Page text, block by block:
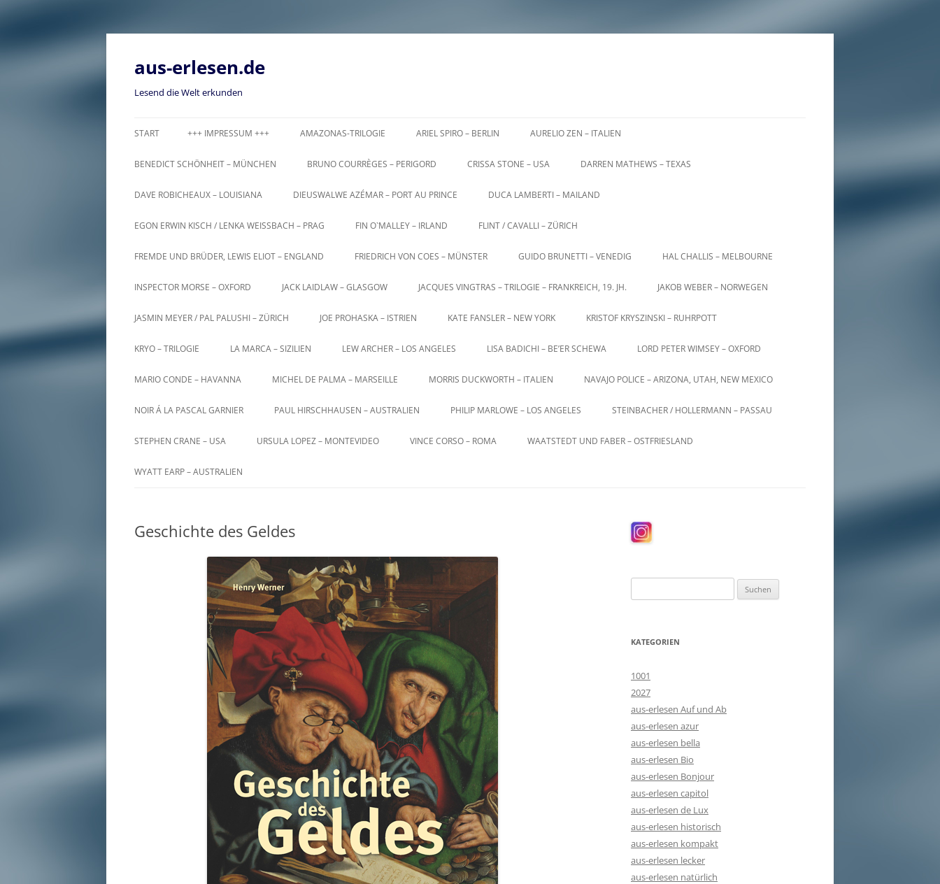
Zum
aus-erlesen.de
Lesend die Welt erkunden
START +++ IMPRESSUM +++ AMAZONAS-TRILOGIE ARIEL SPIRO – BERLIN AURELIO ZEN – ITALIEN
BENEDICT SCHÖNHEIT – MÜNCHEN BRUNO COURRÈGES – PERIGORD CRISSA STONE – USA DARREN MATHEWS – TEXAS
DAVE ROBICHEAUX – LOUISIANA DIEUSWALWE AZÉMAR – PORT AU PRINCE DUCA LAMBERTI – MAILAND
EGON ERWIN KISCH / LENKA WEISSBACH – PRAG FIN O`MALLEY – IRLAND FLINT / CAVALLI – ZÜRICH
FREMDE UND BRÜDER, LEWIS ELIOT – ENGLAND FRIEDRICH VON COES – MÜNSTER GUIDO BRUNETTI – VENEDIG HAL CHALLIS – MELBOURNE
INSPECTOR MORSE – OXFORD JACK LAIDLAW – GLASGOW JACQUES VINGTRAS – TRILOGIE – FRANKREICH, 19. JH. JAKOB WEBER – NORWEGEN
JASMIN MEYER / PAL PALUSHI – ZÜRICH JOE PROHASKA – ISTRIEN KATE FANSLER – NEW YORK KRISTOF KRYSZINSKI – RUHRPOTT
KRYO – TRILOGIE LA MARCA – SIZILIEN LEW ARCHER – LOS ANGELES LISA BADICHI – BE’ER SCHEWA LORD PETER WIMSEY – OXFORD
MARIO CONDE – HAVANNA MICHEL DE PALMA – MARSEILLE MORRIS DUCKWORTH – ITALIEN NAVAJO POLICE – ARIZONA, UTAH, NEW MEXICO
NOIR Á LA PASCAL GARNIER PAUL HIRSCHHAUSEN – AUSTRALIEN PHILIP MARLOWE – LOS ANGELES STEINBACHER / HOLLERMANN – PASSAU
STEPHEN CRANE – USA URSULA LOPEZ – MONTEVIDEO VINCE CORSO – ROMA WAATSTEDT UND FABER – OSTFRIESLAND
WYATT EARP – AUSTRALIEN
Geschichte des Geldes
nach:
KATEGORIEN
1001
2027
aus-erlesen Auf und Ab
aus-erlesen azur
aus-erlesen bella
aus-erlesen Bio
aus-erlesen Bonjour
aus-erlesen capitol
aus-erlesen de Lux
aus-erlesen historisch
aus-erlesen kompakt
aus-erlesen lecker
aus-erlesen natürlich